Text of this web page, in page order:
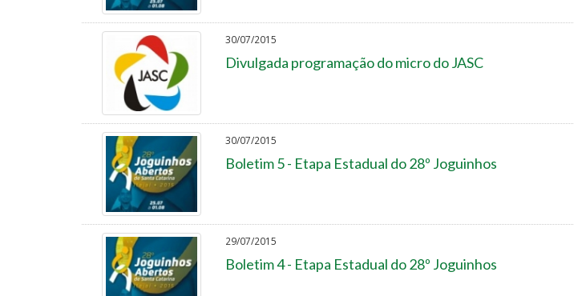
30/07/2015
Divulgada programação do micro do JASC
30/07/2015
Boletim 5 - Etapa Estadual do 28º Joguinhos
29/07/2015
Boletim 4 - Etapa Estadual do 28º Joguinhos